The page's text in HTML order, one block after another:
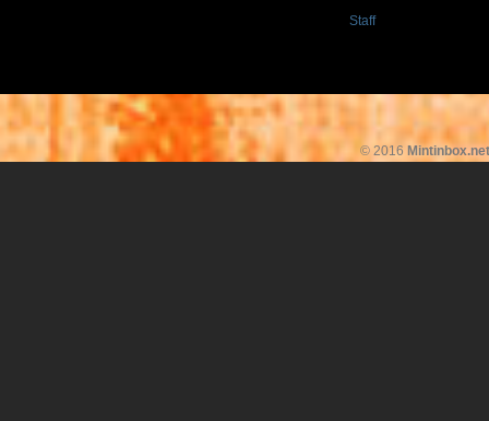
Staff
© 2016 Mintinbox.net